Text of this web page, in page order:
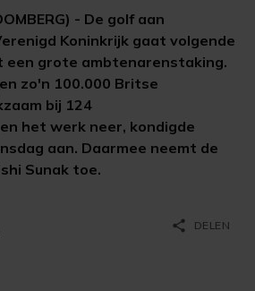
- De golf aan
Koninkrijk gaat volgende
een grote ambtenarenstaking.
zo'n 100.000 Britse
bij 124
het werk neer, kondigde
aan. Daarmee neemt de
Sunak toe.
share DELEN